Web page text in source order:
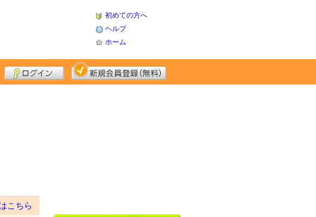
初めての方へ
ヘルプ
ホーム
こちら